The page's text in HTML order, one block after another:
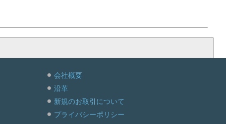
会社概要
沿革
新規のお取引について
プライバシーポリシー